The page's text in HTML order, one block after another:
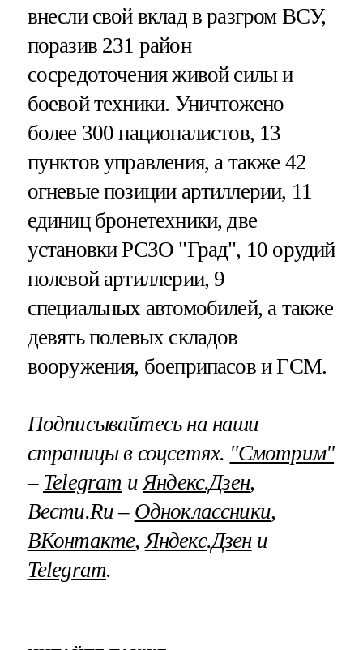
внесли свой вклад в разгром ВСУ,
поразив 231 район
сосредоточения живой силы и
боевой техники. Уничтожено
более 300 националистов, 13
пунктов управления, а также 42
огневые позиции артиллерии, 11
единиц бронетехники, две
установки РСЗО "Град", 10 орудий
полевой артиллерии, 9
специальных автомобилей, а также
девять полевых складов
вооружения, боеприпасов и ГСМ.
Подписывайтесь на наши
страницы в соцсетях. "Смотрим"
– Telegram иЯндекс.Дзен,
Вести.Ru – Одноклассники,
ВКонтакте,Яндекс.Дзени
Telegram.